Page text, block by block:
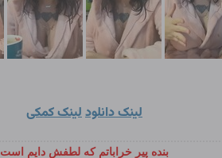
لینک دانلودلینک کمکی
بنده پیر خراباتم که لطفش دایم است